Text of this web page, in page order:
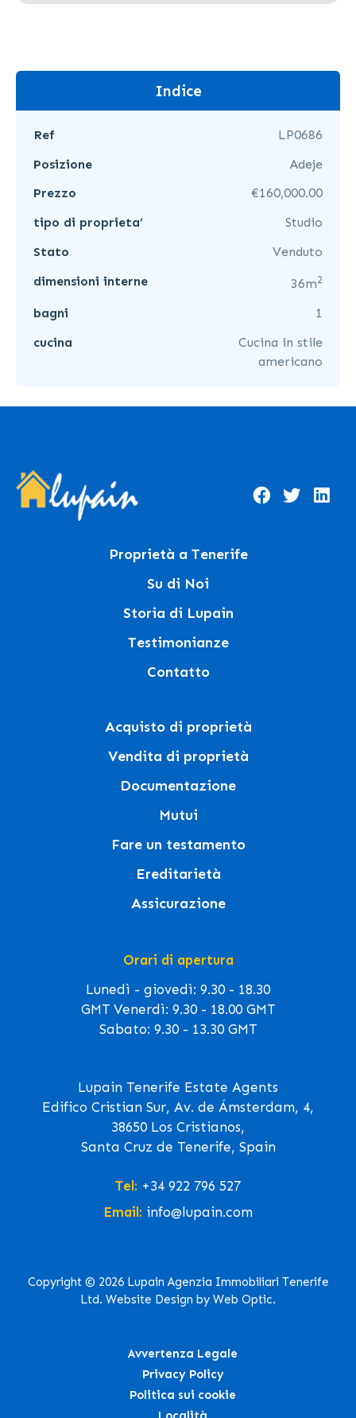
Indice
Ref
LP0686
Posizione
Adeje
Prezzo
€160,000.00
tipo di proprieta’
Studio
Stato
Venduto
dimensioni interne
36m2
bagni
1
cucina
Cucina in stile
americano
Proprietà a Tenerife
Su di Noi
Storia di Lupain
Testimonianze
Contatto
Acquisto di proprietà
Vendita di proprietà
Documentazione
Mutui
Fare un testamento
Ereditarietà
Assicurazione
Orari di apertura
Lunedì - giovedì: 9.30 - 18.30
GMT Venerdì: 9.30 - 18.00 GMT
Sabato: 9.30 - 13.30 GMT
Lupain Tenerife Estate Agents
Edifico Cristian Sur, Av. de Ámsterdam, 4,
38650 Los Cristianos,
Santa Cruz de Tenerife, Spain
Tel: +34 922 796 527
Email: info@lupain.com
Copyright © 2026 Lupain Agenzia Immobiliari Tenerife
Ltd. Website Design by Web Optic.
Avvertenza Legale
Privacy Policy
Politica sui cookie